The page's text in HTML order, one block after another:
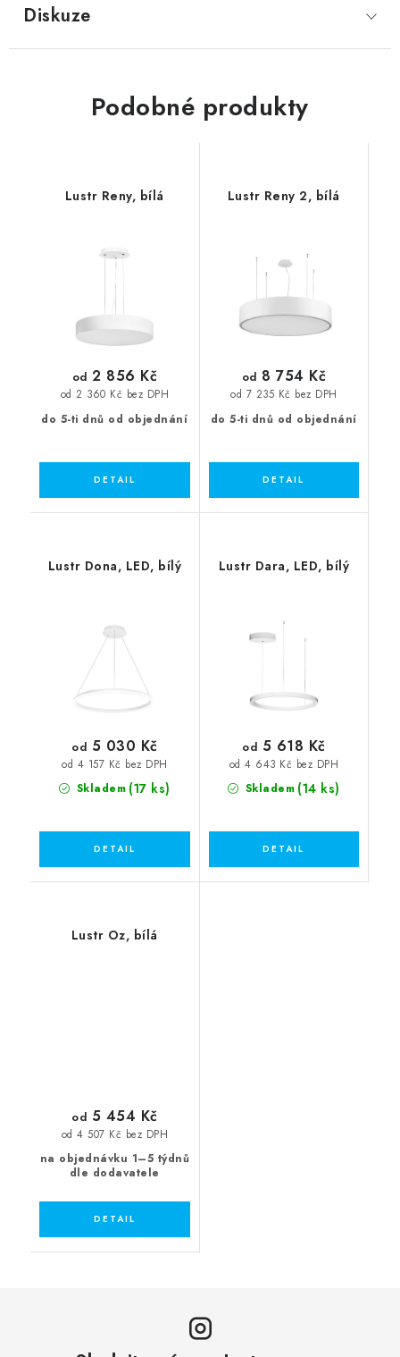
Diskuze
Podobné produkty
Lustr Reny, bílá
do 5-ti dnů od objednání
od 2 360 Kč bez DPH
od 2 856 Kč
Lustr Reny 2, bílá
do 5-ti dnů od objednání
od 7 235 Kč bez DPH
od 8 754 Kč
Lustr Dona, LED, bílý
Skladem (17 ks)
od 4 157 Kč bez DPH
od 5 030 Kč
Lustr Dara, LED, bílý
Skladem (14 ks)
od 4 643 Kč bez DPH
od 5 618 Kč
Lustr Oz, bílá
na objednávku 1–5 týdnů
dle dodavatele
od 4 507 Kč bez DPH
od 5 454 Kč